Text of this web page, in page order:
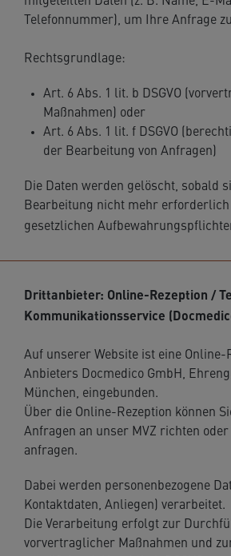
Telefonnummer), um Ihre Anfrage
Rechtsgrundlage:
Art. 6 Abs. 1 lit. b DSGVO
Maßnahmen) oder
Art. 6 Abs. 1 lit. f DSGVO
der Bearbeitung von Anfragen)
Die Daten werden gelöscht, sobald
Bearbeitung nicht mehr
gesetzlichen
Drittanbieter: Online-Rezeption /
Kommunikationsservice
Auf unserer Website ist eine Online-
Anbieters Docmedico GmbH,
München, eingebunden.
Über die Online-Rezeption können
Anfragen an unser MVZ richten
anfragen.
Dabei werden personenbezogene
Kontaktdaten, Anliegen) verarbeitet.
Die Verarbeitung erfolgt zur
vorvertraglicher Maßnahmen und